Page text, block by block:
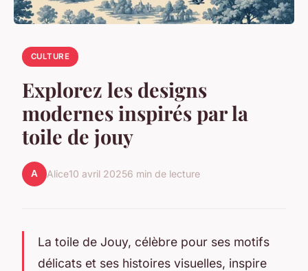
CULTURE
Explorez les designs
modernes inspirés par la
toile de jouy
A Alice10 avril 20256 min de lecture
La toile de Jouy, célèbre pour ses motifs
délicats et ses histoires visuelles, inspire